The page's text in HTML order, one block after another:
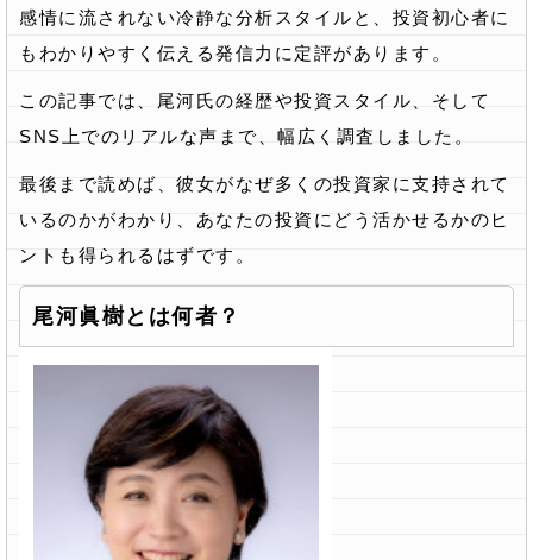
感情に流されない冷静な分析スタイルと、投資初心者に
もわかりやすく伝える発信力に定評があります。
この記事では、尾河氏の経歴や投資スタイル、そして
SNS上でのリアルな声まで、幅広く調査しました。
最後まで読めば、彼女がなぜ多くの投資家に支持されて
いるのかがわかり、あなたの投資にどう活かせるかのヒ
ントも得られるはずです。
尾河眞樹とは何者？